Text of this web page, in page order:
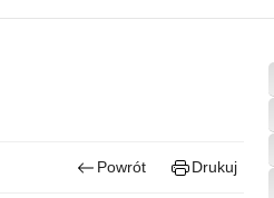
Powrót Drukuj